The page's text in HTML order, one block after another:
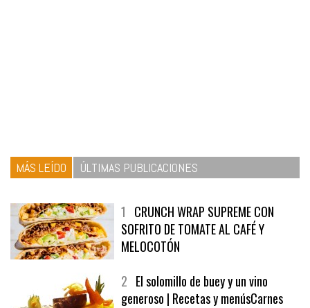
MÁS LEÍDO ÚLTIMAS PUBLICACIONES
1 CRUNCH WRAP SUPREME CON
SOFRITO DE TOMATE AL CAFÉ Y
MELOCOTÓN
2 El solomillo de buey y un vino
generoso | Recetas y menúsCarnes